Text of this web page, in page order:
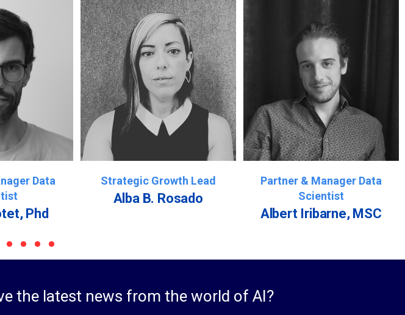
Data
Phd
Strategic Growth Lead
Alba B. Rosado
Partner & Manager Data
Scientist
Albert Iribarne, MSC
the latest news from the world of AI?